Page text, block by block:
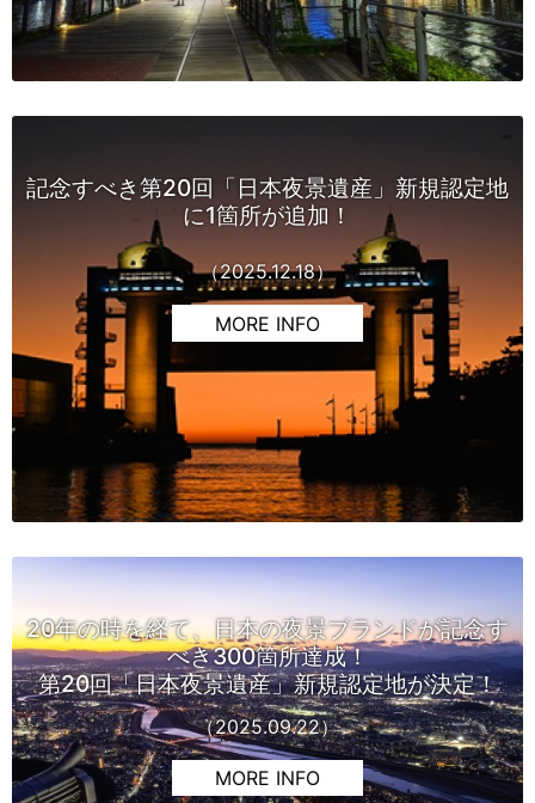
記念すべき第20回「日本夜景遺産」新規認定地
に1箇所が追加！
（2025.12.18）
MORE INFO
20年の時を経て、日本の夜景ブランドが記念す
べき300箇所達成！
第20回「日本夜景遺産」新規認定地が決定！
（2025.09.22）
MORE INFO